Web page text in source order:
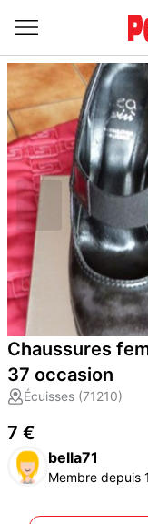
Chaussures
37 occasion
Écuisses (71210)
7 €
bella71
Membre depuis